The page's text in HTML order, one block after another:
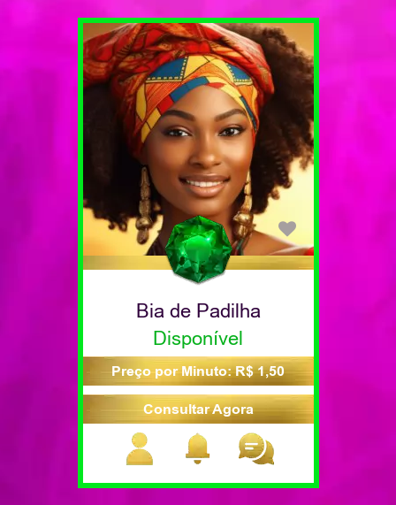
Bia de Padilha
Disponível
Preço por Minuto: R$ 1,50
Consultar Agora